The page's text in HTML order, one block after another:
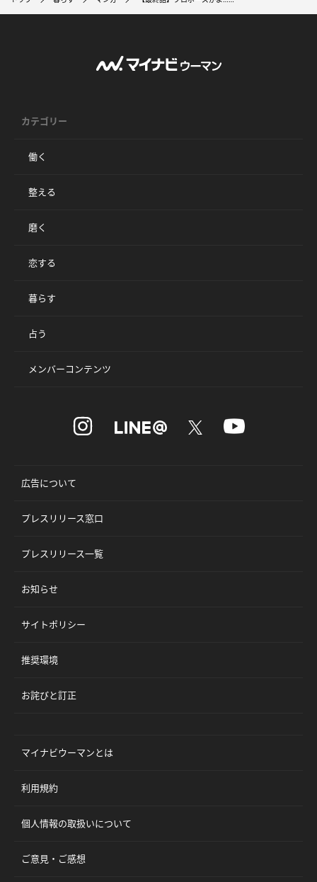
カテゴリー
働く
整える
磨く
恋する
暮らす
占う
メンバーコンテンツ
広告について
プレスリリース窓口
プレスリリース一覧
お知らせ
サイトポリシー
推奨環境
お詫びと訂正
マイナビウーマンとは
利用規約
個人情報の取扱いについて
ご意見・ご感想